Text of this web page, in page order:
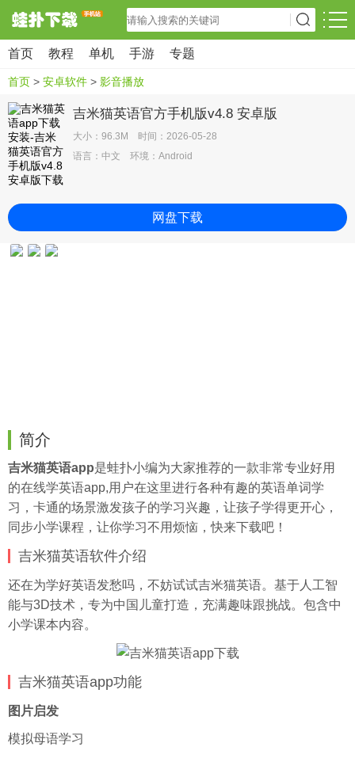
首页 教程 单机 手游 专题
首页 > 安卓软件 > 影音播放
吉米猫英语官方手机版v4.8 安卓版
大小：96.3M 时间：2026-05-28
语言：中文 环境：Android
网盘下载
简介
吉米猫英语app是蛙扑小编为大家推荐的一款非常专业好用
的在线学英语app,用户在这里进行各种有趣的英语单词学
习，卡通的场景激发孩子的学习兴趣，让孩子学得更开心，
同步小学课程，让你学习不用烦恼，快来下载吧！
吉米猫英语软件介绍
还在为学好英语发愁吗，不妨试试吉米猫英语。基于人工智
能与3D技术，专为中国儿童打造，充满趣味跟挑战。包含中
小学课本内容。
吉米猫英语app功能
图片启发
模拟母语学习